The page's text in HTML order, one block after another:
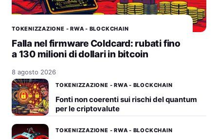
TOKENIZZAZIONE - RWA - BLOCKCHAIN
Falla nel firmware Coldcard: rubati fino
a 130 milioni di dollari in bitcoin
8 agosto 2026
TOKENIZZAZIONE - RWA - BLOCKCHAIN
Fonti non coerenti sui rischi del quantum
per le criptovalute
TOKENIZZAZIONE - RWA - BLOCKCHAIN